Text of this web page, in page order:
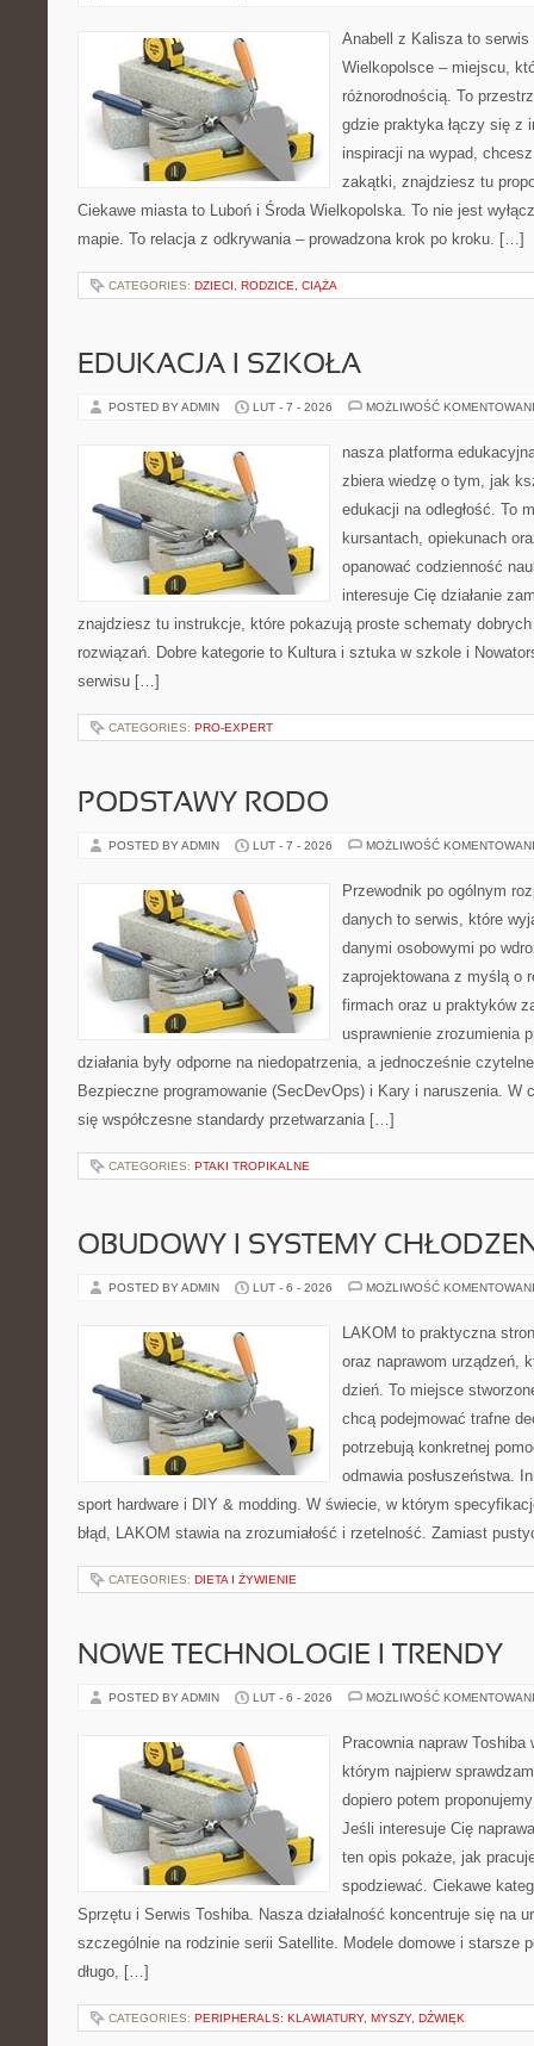
Anabell z Kalisza to
Wielkopolsce – miejscu,
różnorodnością. To
gdzie praktyka łączy się z
inspiracji na wypad,
zakątki, znajdziesz tu
Ciekawe miasta to Luboń i Środa Wielkopolska. To nie jest
mapie. To relacja z odkrywania – prowadzona krok po kroku. […]
CATEGORIES: DZIECI, RODZICE, CIĄŻA
EDUKACJA I SZKOŁA
POSTED BY ADMIN LUT - 7 - 2026 MOŻLIWOŚĆ
nasza platforma
zbiera wiedzę o tym, jak
edukacji na odległość. To
kursantach, opiekunach
opanować codzienność
interesuje Cię działanie
znajdziesz tu instrukcje, które pokazują proste schematy
rozwiązań. Dobre kategorie to Kultura i sztuka w szkole i
serwisu […]
CATEGORIES: PRO-EXPERT
PODSTAWY RODO
POSTED BY ADMIN LUT - 7 - 2026 MOŻLIWOŚĆ
Przewodnik po ogólnym
danych to serwis, które
danymi osobowymi po
zaprojektowana z myślą o
firmach oraz u praktyków
usprawnienie zrozumienia
działania były odporne na niedopatrzenia, a jednocześnie
Bezpieczne programowanie (SecDevOps) i Kary i naruszenia. W
się współczesne standardy przetwarzania […]
CATEGORIES: PTAKI TROPIKALNE
OBUDOWY I SYSTEMY
POSTED BY ADMIN LUT - 6 - 2026 MOŻLIWOŚĆ
LAKOM to praktyczna
oraz naprawom urządzeń,
dzień. To miejsce
chcą podejmować trafne
potrzebują konkretnej
odmawia posłuszeństwa.
sport hardware i DIY & modding. W świecie, w którym
błąd, LAKOM stawia na zrozumiałość i rzetelność. Zamiast
CATEGORIES: DIETA I ŻYWIENIE
NOWE TECHNOLOGIE I TRENDY
POSTED BY ADMIN LUT - 6 - 2026 MOŻLIWOŚĆ
Pracownia napraw
którym najpierw
dopiero potem
Jeśli interesuje Cię
ten opis pokaże, jak
spodziewać. Ciekawe
Sprzętu i Serwis Toshiba. Nasza działalność koncentruje się na
szczególnie na rodzinie serii Satellite. Modele domowe i starsze
długo, […]
CATEGORIES: PERIPHERALS: KLAWIATURY, MYSZY, DŹWIĘK